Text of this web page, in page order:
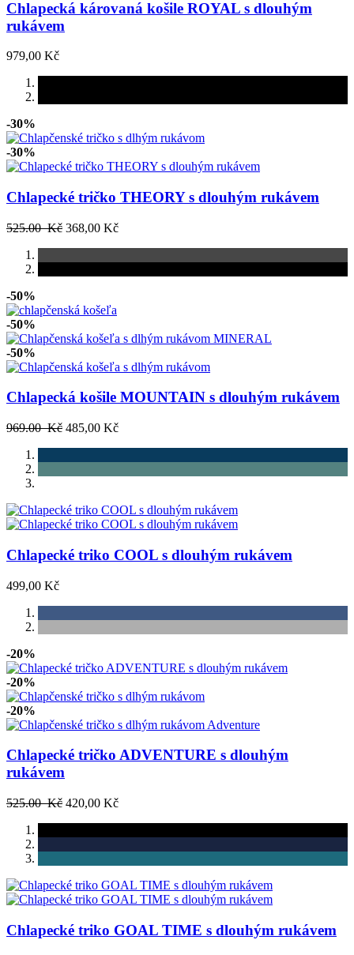
Chlapecká károvaná košile ROYAL s dlouhým
rukávem
979,00 Kč
-30%
-30%
Chlapecké tričko THEORY s dlouhým rukávem
525.00 Kč 368,00 Kč
-50%
-50%
-50%
Chlapecká košile MOUNTAIN s dlouhým rukávem
969.00 Kč 485,00 Kč
Chlapecké triko COOL s dlouhým rukávem
499,00 Kč
-20%
-20%
-20%
Chlapecké tričko ADVENTURE s dlouhým
rukávem
525.00 Kč 420,00 Kč
Chlapecké triko GOAL TIME s dlouhým rukávem